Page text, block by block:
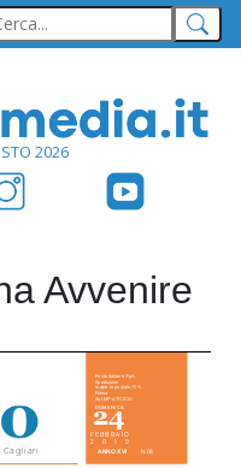
2026
Avvenire